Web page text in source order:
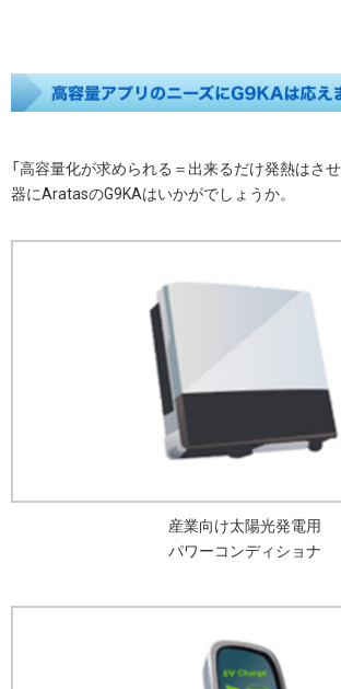
「高容量化が求められる＝出来るだけ発熱はさ
器にAratasのG9KAはいかがでしょうか。
産業向け太陽光発電用
パワーコンディショナ